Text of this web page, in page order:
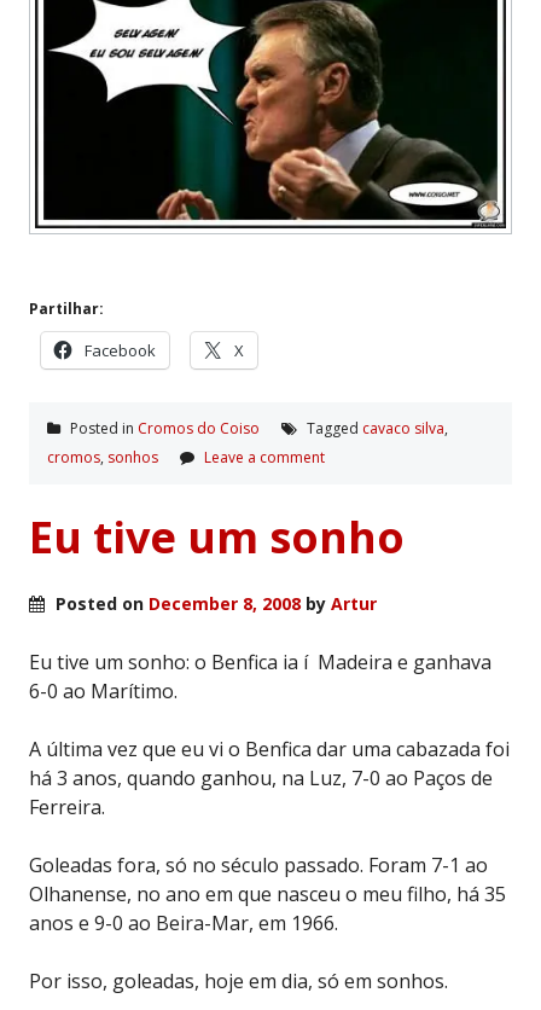
Partilhar:
Facebook X
Posted in Cromos do Coiso Tagged cavaco silva,
cromos, sonhos Leave a comment
Eu tive um sonho
Posted on December 8, 2008 by Artur
Eu tive um sonho: o Benfica ia í Madeira e ganhava
6-0 ao Marítimo.
A última vez que eu vi o Benfica dar uma cabazada foi
há 3 anos, quando ganhou, na Luz, 7-0 ao Paços de
Ferreira.
Goleadas fora, só no século passado. Foram 7-1 ao
Olhanense, no ano em que nasceu o meu filho, há 35
anos e 9-0 ao Beira-Mar, em 1966.
Por isso, goleadas, hoje em dia, só em sonhos.